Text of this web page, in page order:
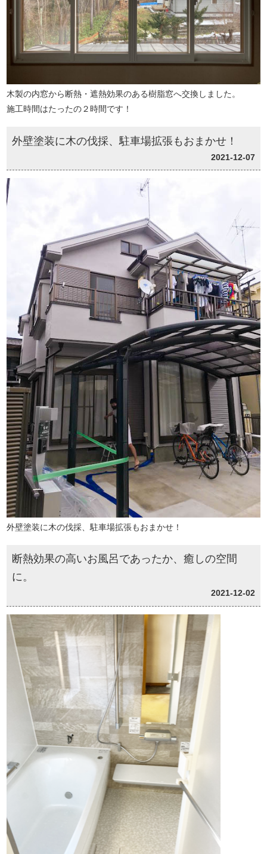
木製の内窓から断熱・遮熱効果のある樹脂窓へ交換しました。
施工時間はたったの２時間です！
外壁塗装に木の伐採、駐車場拡張もおまかせ！
2021-12-07
外壁塗装に木の伐採、駐車場拡張もおまかせ！
断熱効果の高いお風呂であったか、癒しの空間
に。
2021-12-02